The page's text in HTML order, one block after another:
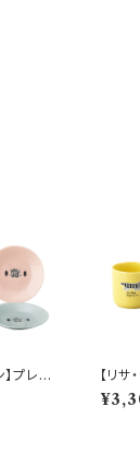
】プレー
ストロ
【リサ
グセッ
ール)】